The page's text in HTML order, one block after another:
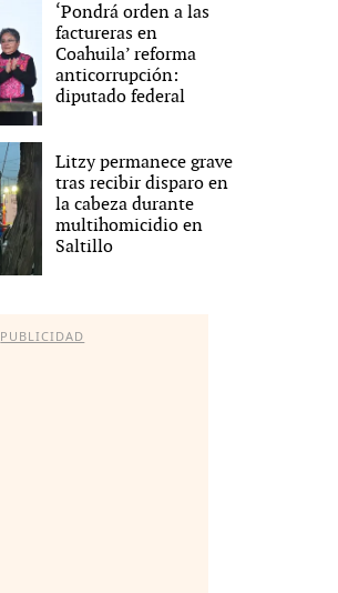
‘Pondrá orden a las
factureras en
Coahuila’ reforma
anticorrupción:
diputado federal
Litzy permanece grave
tras recibir disparo en
la cabeza durante
multihomicidio en
Saltillo
PUBLICIDAD